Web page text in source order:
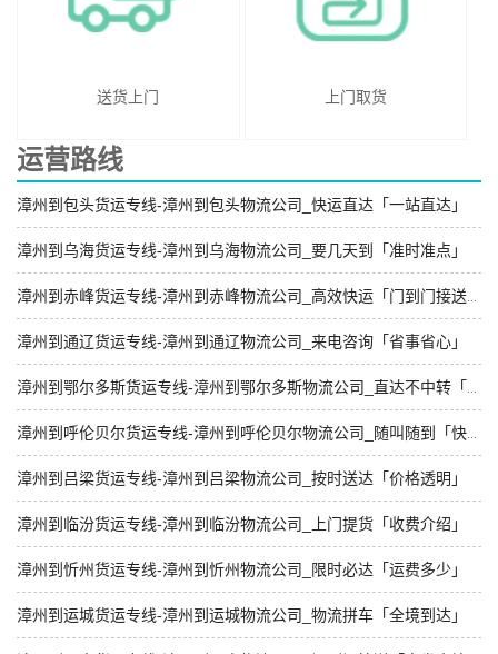
送货上门 上门取货
运营路线
漳州到包头货运专线-漳州到包头物流公司_快运直达「一站直达」
漳州到乌海货运专线-漳州到乌海物流公司_要几天到「准时准点」
漳州到通辽货运专线-漳州到通辽物流公司_来电咨询「省事省心」
漳州到吕梁货运专线-漳州到吕梁物流公司_按时送达「价格透明」
漳州到临汾货运专线-漳州到临汾物流公司_上门提货「收费介绍」
漳州到忻州货运专线-漳州到忻州物流公司_限时必达「运费多少」
漳州到运城货运专线-漳州到运城物流公司_物流拼车「全境到达」